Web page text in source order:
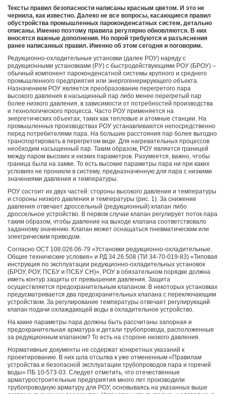
Тексты правил безопасности написаны красным цветом. И это не
чернила, как известно. Далеко не все вопросы, касающиеся правил
обустройства промышленных пароконденсатных систем, детально
описаны. Именно поэтому правила регулярно обновляются. В них
вносятся важные дополнения. Но порой требуются и разъяснения
ранее написанных правил. Именно об этом сегодня и поговорим.
Редукционно-охладительные установки (далее РОУ) наряду с
редукционными установками (РУ) с быстродействующими РОУ (БРОУ) –
обычный компонент пароконденсатной системы крупного и среднего
промышленного предприятия или энергогенерирующего объекта.
Назначением РОУ является преобразование перегретого пара
высокого давления в насыщенный пар либо менее перегретый пар
более низкого давления, в зависимости от потребностей производства
и технологического процесса. Часто РОУ применяется на
энергетических объектах, таких как тепловые и атомные станции. На
промышленных производствах РОУ устанавливаются непосредственно
перед потребителями пара. На большие расстояния пар более выгодно
транспортировать в перегретом виде. Для нагревательных процессов
необходим насыщенный пар. Таким образом, РОУ является границей
между паром высоких и низких параметров. Разумеется, важно, чтобы
граница была на замке. То есть высокие параметры пара ни при каких
условиях не проникли в систему, предназначенную для пара с низкими
значениями давления и температуры.
РОУ состоит их двух частей: стороны высокого давления и температуры
и стороны низкого давления и температуры (рис. 1). За снижение
давления отвечает дроссельный (редукционный) клапан либо
дроссельное устройство. В первом случае клапан регулирует поток пара
таким образом, чтобы давление на выходе клапана соответствовало
заданному значению. Клапан может оснащаться пневматическим или
электрическим приводом.
Согласно ОСТ 108.026.06-79 «Установки редукционно-охладительные.
Общие технические условия» и РД 34.26.508 (ТИ 34-70-019-83) «Типовая
инструкция по эксплуатации редукционно-охладительных установок
(БРОУ, РОУ, ПСБУ и ПСБУ СН)», РОУ в обязательном порядке должна
иметь контур защиты от превышения давления. Защита
осуществляется предохранительным клапаном. В некоторых установках
предусматривается два предохранительных клапана с переключающим
устройством. За регулирование температуры отвечает регулирующий
клапан подачи охлаждающей воды в охладительное устройство.
На какие параметры пара должны быть рассчитаны запорная и
предохранительная арматура и детали трубопровода, расположенные
за редукционным клапаном? То есть на стороне низкого давления.
Нормативные документы не содержат конкретных указаний к
проектированию. В них шла отсылка к уже отмененным «Правилам
устройства и безопасной эксплуатации трубопроводов пара и горячей
воды» ПБ 10-573-03. Следует отметить, что отечественные
арматуростроительные предприятия много лет производили
трубопроводную арматуру для РОУ, основываясь на указанных выше